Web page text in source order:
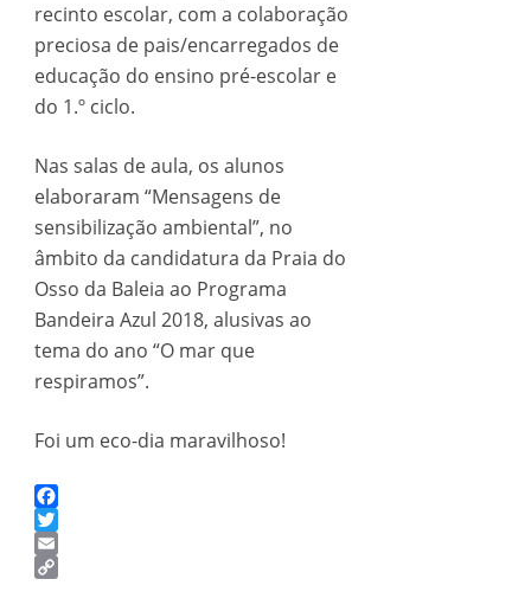
recinto escolar, com a colaboração
preciosa de pais/encarregados de
educação do ensino pré-escolar e
do 1.º ciclo.
Nas salas de aula, os alunos
elaboraram “Mensagens de
sensibilização ambiental”, no
âmbito da candidatura da Praia do
Osso da Baleia ao Programa
Bandeira Azul 2018, alusivas ao
tema do ano “O mar que
respiramos”.
Foi um eco-dia maravilhoso!
Facebook
Twitter
Email